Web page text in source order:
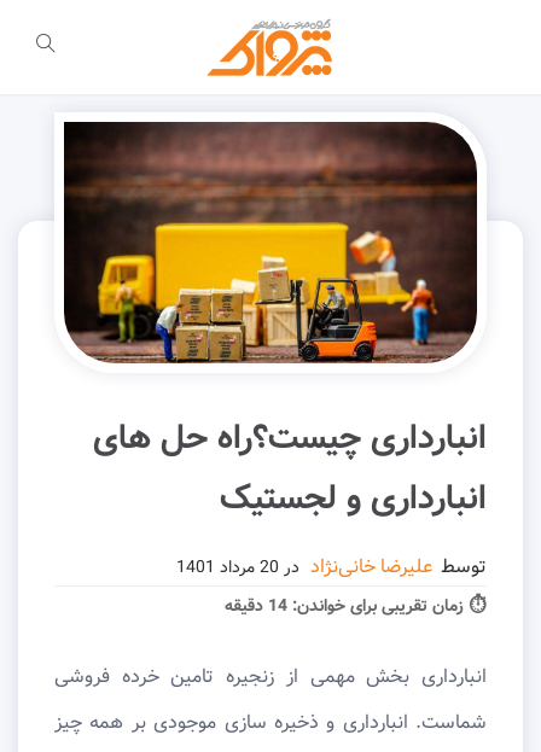
انبارداری چیست؟راه حل های
انبارداری و لجستیک
توسط علیرضا خانی‌نژاد در
⏱ زمان تقریبی برای خواندن: 14 دقیقه
انبارداری بخش مهمی از زنجیره تامین خرده فروشی
شماست. انبارداری و ذخیره ‌سازی موجودی بر همه چیز